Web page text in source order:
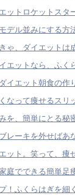
ットロケットスタ
デル並みにする方
ゃ、ダイエットは
エットなら、ふく
イエット朝食の作
なって痩せるスリ
を、簡単にとる秘
レーキを外せばあ
ット。笑って、痩
庭でできる簡単足
！ふくらはぎを細